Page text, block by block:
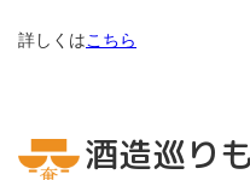
詳しくはこちら
酒造巡り